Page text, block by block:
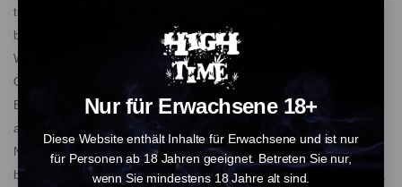
Nur für Erwachsene 18+
Diese Website enthält Inhalte für Erwachsene und ist nur
für Personen ab 18 Jahren geeignet. Betreten Sie nur,
wenn Sie mindestens 18 Jahre alt sind.
traditionelle Getränk Horchata erinnert. Dieses cremige Dessertprofil
bietet auch einen feinen Schleier von Terpinolen. Das Aroma von süßer
Wassermelone vermischt sich in dieser Kombination aus Jet Fuel
Gelato und Mochi Gelato mit einem Hauch von Zimt-Süßcreme und
Banane. Neben dem süßen und cremigen Geschmack bietet Horchata
auch ein komplexes Geschmacksprofil mit fruchtigen und würzigen
Noten, das bei jedem Zug ein reichhaltiges und ausgewogenes Erlebnis
bietet. Eine Dosis lebendiges Horchata-Harz wird aus handselektiertem,